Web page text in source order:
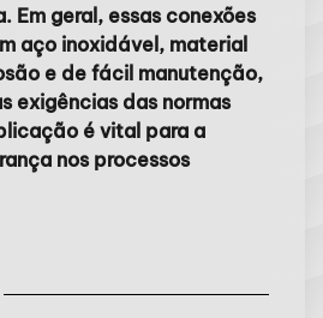
Em geral, essas conexões
aço inoxidável, material
e de fácil manutenção,
exigências das normas
é vital para a
nos processos